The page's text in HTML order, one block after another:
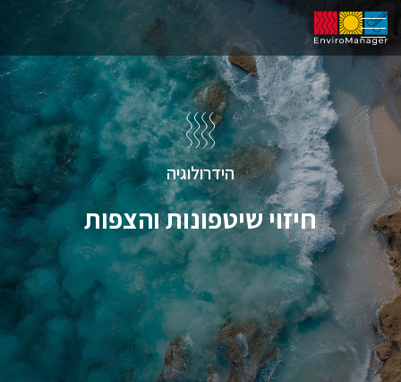
הידרולוגיה
חיזוי שיטפונות והצפות